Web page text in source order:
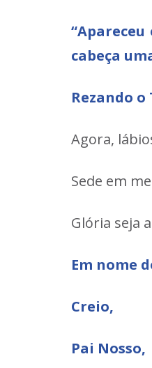
cabeça
Rezando o
Agora,
Sede em
Glória seja
Em nome
Creio,
Pai Nosso,